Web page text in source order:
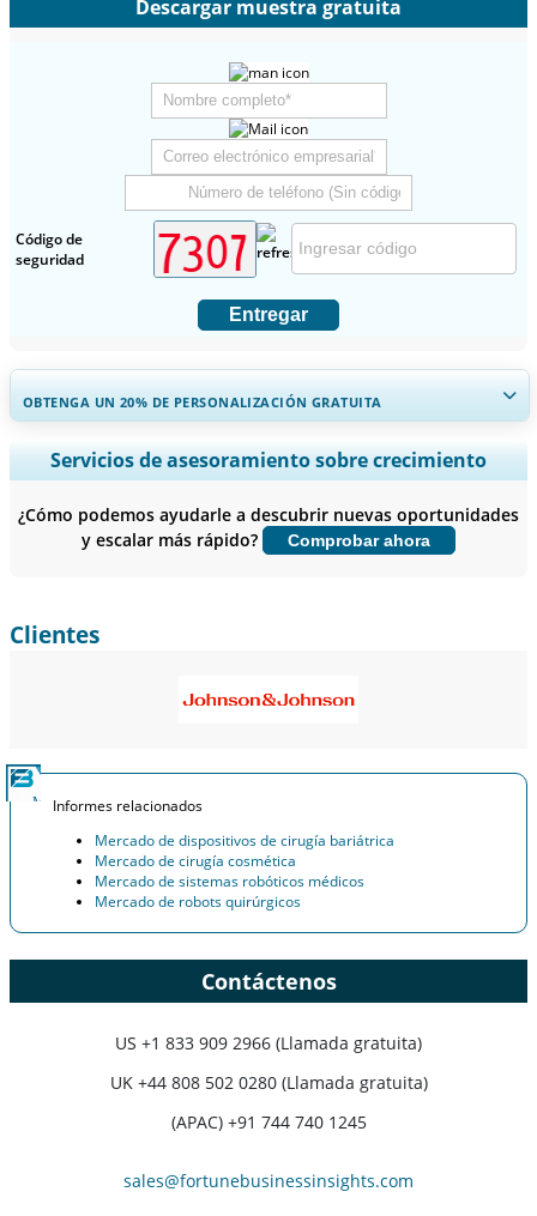
Descargar muestra gratuita
Código de
seguridad
Entregar
OBTENGA UN 20% DE PERSONALIZACIÓN GRATUITA
Ampliar la cobertura regional y por país, Análisis de segmentos,
Perfiles de empresas, Benchmarking competitivo, e información
Personalizar ahora
Servicios de asesoramiento sobre crecimiento
¿Cómo podemos ayudarle a descubrir nuevas oportunidades
y escalar más rápido?
Comprobar ahora
Clientes
Informes relacionados
Mercado de dispositivos de cirugía bariátrica
Mercado de cirugía cosmética
Mercado de sistemas robóticos médicos
Mercado de robots quirúrgicos
Contáctenos
US +1 833 909 2966 (Llamada gratuita)
UK +44 808 502 0280 (Llamada gratuita)
(APAC) +91 744 740 1245
sales@fortunebusinessinsights.com